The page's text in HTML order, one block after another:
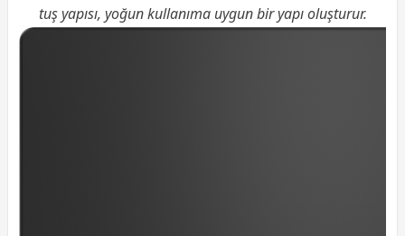
tuş yapısı, yoğun kullanıma uygun bir yapı oluşturur.